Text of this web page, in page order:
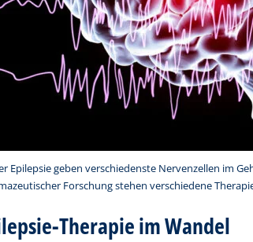
Epilepsie geben verschiedenste Nervenzellen im
Forschung stehen verschiedene
Therapie im Wandel